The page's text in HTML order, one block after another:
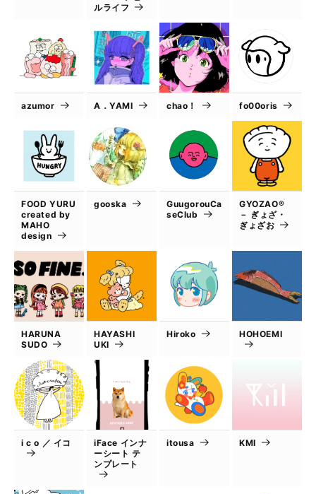
ルライフ
azumor A．YAMI chao！ fo00oris
FOOD YURU
created by
MAHO
design
gooska
GuugorouCa
seClub
GYOZAO®
－ ぎょざ・
ぎょざお
HARUNA
SUDO
HAYASHI
UKI
Hiroko HOHOEMI
i c o ／ イコ
iFace インナ
ーシート テ
ンプレート
itousa KMI